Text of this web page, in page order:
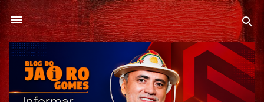
Pular para o conteúdo principal